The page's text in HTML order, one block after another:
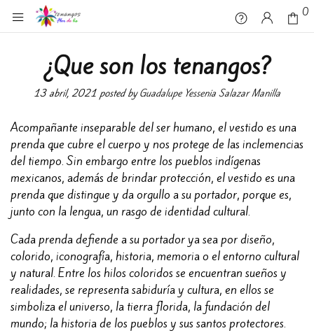
0
0
¿Que son los tenangos?
13 abril, 2021 posted byGuadalupe Yessenia Salazar Manilla
Acompañante inseparable del ser humano, el vestido es una
prenda que cubre el cuerpo y nos protege de las inclemencias
del tiempo. Sin embargo entre los pueblos indígenas
mexicanos, además de brindar protección, el vestido es una
prenda que distingue y da orgullo a su portador, porque es,
junto con la lengua, un rasgo de identidad cultural.
Cada prenda defiende a su portador ya sea por diseño,
colorido, iconografía, historia, memoria o el entorno cultural
y natural. Entre los hilos coloridos se encuentran sueños y
realidades, se representa sabiduría y cultura, en ellos se
simboliza el universo, la tierra florida, la fundación del
mundo; la historia de los pueblos y sus santos protectores.